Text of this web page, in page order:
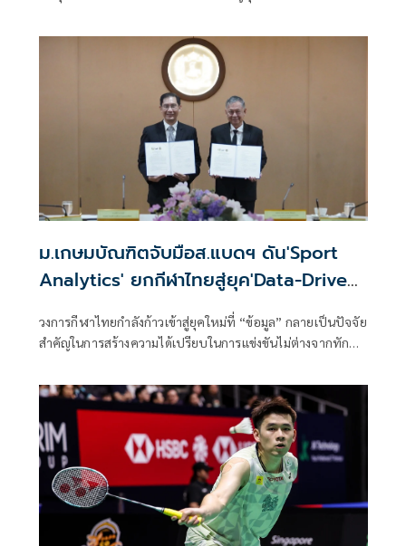
ม.เกษมบัณฑิตจับมือส.แบดฯ ดัน'Sport
Analytics' ยกกีฬาไทยสู่ยุค'Data-Driven
วงการกีฬาไทยกำลังก้าวเข้าสู่ยุคใหม่ที่ “ข้อมูล” กลายเป็นปัจจัย
สำคัญในการสร้างความได้เปรียบในการแข่งขันไม่ต่างจากทักษะ
มิถุนายน 2569 ที่ผ่านมา คณะวิทยาศาสตร์การกีฬา
มหาวิทยาลัยเกษมบัณฑิต ได้ลงนามบันทึกข้อตกลงความร่วมมือ
ทางวิชาการ (MOU) กับสมาคมกีฬาแบดมินตันแห่ง
ประเทศไทย ในพระบรมราชูปถัมภ์ เพื่อร่วมกันพัฒนางานวิจัย
การเรียนการสอน และนวัตกรรมด้านวิทยาศาสตร์การกีฬาและ
Sport Analytics